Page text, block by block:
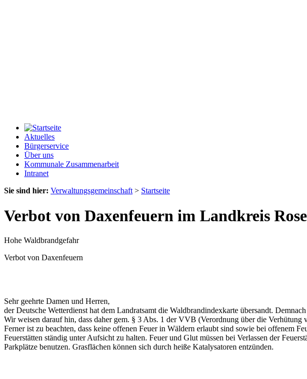
Aktuelles
Bürgerservice
Über uns
Kommunale Zusammenarbeit
Intranet
Sie sind hier: Verwaltungsgemeinschaft > Startseite
Verbot von Daxenfeuern im Landkreis
Hohe Waldbrandgefahr
Verbot von Daxenfeuern
Sehr geehrte Damen und Herren,
der Deutsche Wetterdienst hat dem Landratsamt die Waldbrandindexkarte übersandt.
Wir weisen darauf hin, dass daher gem. § 3 Abs. 1 der VVB (Verordnung über die
Ferner ist zu beachten, dass keine offenen Feuer in Wäldern erlaubt sind sowie bei offenem
Feuerstätten ständig unter Aufsicht zu halten. Feuer und Glut müssen bei Verlassen der
Parkplätze benutzen. Grasflächen können sich durch heiße Katalysatoren entzünden.